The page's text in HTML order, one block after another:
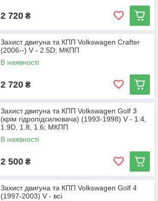
2 720 ₴
Захист двигуна та КПП Volkswagen Crafter
(2006--) V - 2.5D; МКПП
В наявності
2 720 ₴
Захист двигуна та КПП Volkswagen Golf 3
(крім гідропідсилювача) (1993-1998) V - 1.4,
1.9D, 1.8, 1.6; МКПП
В наявності
2 500 ₴
Захист двигуна та КПП Volkswagen Golf 4
(1997-2003) V - всі